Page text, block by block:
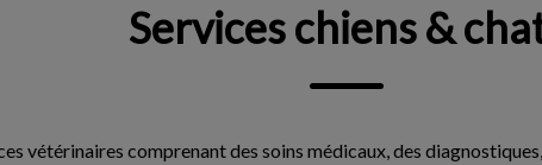
Services chiens &
vétérinaires comprenant des soins médicaux, des